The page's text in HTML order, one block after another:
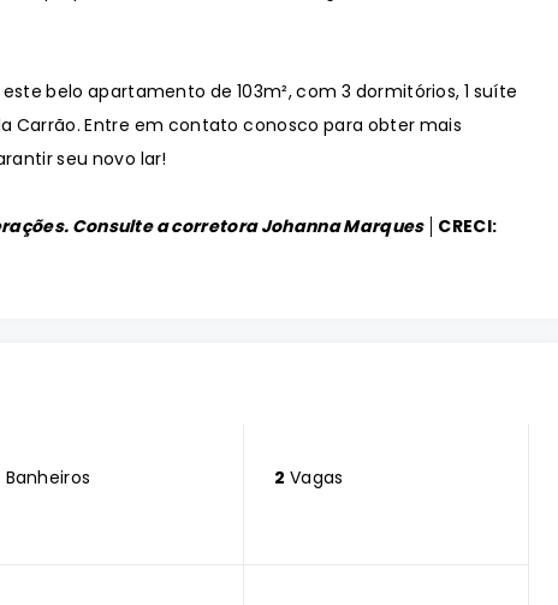
belo apartamento de 103m², com 3 dormitórios, 1 suíte
Carrão. Entre em contato conosco para obter mais
seu novo lar!
Consulte a corretora Johanna Marques │ CRECI:
Banheiros 2 Vagas